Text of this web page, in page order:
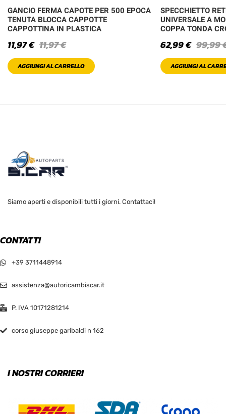
GANCIO FERMA CAPOTE PER 500 EPOCA
TENUTA BLOCCA CAPPOTTE
CAPPOTTINA IN PLASTICA
11,97€
11,97€
AGGIUNGI AL CARRELLO
SPECCHIETTO
UNIVERSALE A
COPPA TONDA
99,99
62,99€
AGGIUNGI AL
Siamo aperti e disponibili tutti i giorni. Contattaci!
CONTATTI
+39 3711448914
assistenza@autoricambiscar.it
P. IVA 10171281214
corso giuseppe garibaldi n 162
I NOSTRI CORRIERI